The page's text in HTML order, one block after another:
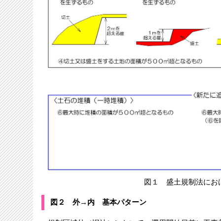
図１ 盛土規制法における
図２ 外→内 基本パターン